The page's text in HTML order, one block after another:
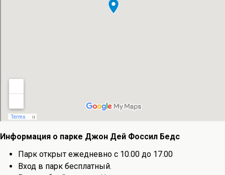
Информация о парке Джон Дей Фоссил Бедс
Парк открыт ежедневно с 10.00 до 17.00
Вход в парк бесплатный.